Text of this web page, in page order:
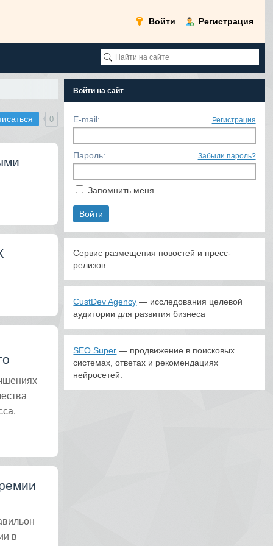
Войти Регистрация
0
в
Войти на сайт
E-mail: Регистрация
Пароль: Забыли пароль?
Запомнить меня
Сервис размещения новостей и пресс-
релизов.
CustDev Agency — исследования целевой
аудитории для развития бизнеса
SEO Super — продвижение в поисковых
системах, ответах и рекомендациях
нейросетей.